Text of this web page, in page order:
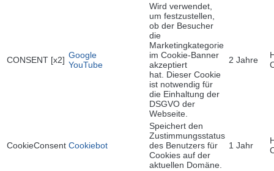
CONSENT [x2] Google
YouTube
Wird verwendet,
um festzustellen,
ob der Besucher
die
Marketingkategorie
im Cookie-Banner
akzeptiert
hat. Dieser Cookie
ist notwendig für
die Einhaltung der
DSGVO der
Webseite.
2 Jahre
CookieConsent Cookiebot
Speichert den
Zustimmungsstatus
des Benutzers für
Cookies auf der
aktuellen Domäne.
1 Jahr